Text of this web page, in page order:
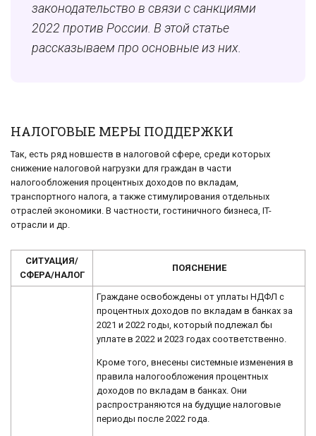
законодательство в связи с санкциями
2022 против России. В этой статье
рассказываем про основные из них.
НАЛОГОВЫЕ МЕРЫ ПОДДЕРЖКИ
Так, есть ряд новшеств в налоговой сфере, среди которых
снижение налоговой нагрузки для граждан в части
налогообложения процентных доходов по вкладам,
транспортного налога, а также стимулирования отдельных
отраслей экономики. В частности, гостиничного бизнеса, IT-
отрасли и др.
СИТУАЦИЯ/
СФЕРА/НАЛОГ
ПОЯСНЕНИЕ
Граждане освобождены от уплаты НДФЛ с
процентных доходов по вкладам в банках за
2021 и 2022 годы, который подлежал бы
уплате в 2022 и 2023 годах соответственно.
Кроме того, внесены системные изменения в
правила налогообложения процентных
доходов по вкладам в банках. Они
распространяются на будущие налоговые
периоды после 2022 года.